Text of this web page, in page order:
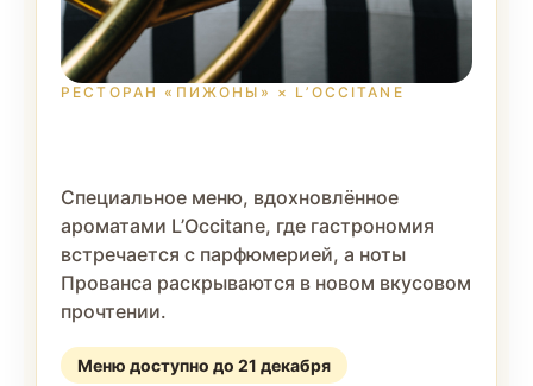
РЕСТОРАН «ПИЖОНЫ» × L’OCCITANE
Специальное меню, вдохновлённое
ароматами L’Occitane, где гастрономия
встречается с парфюмерией, а ноты
Прованса раскрываются в новом вкусовом
прочтении.
Меню доступно до 21 декабря